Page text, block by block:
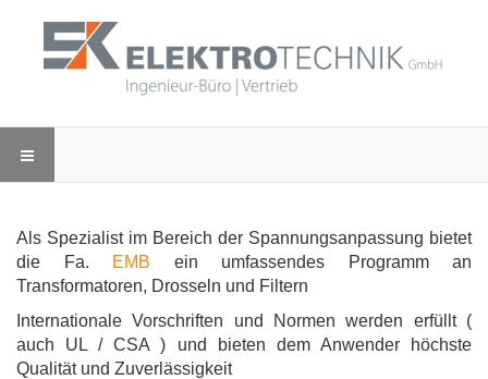
Als Spezialist im Bereich der Spannungsanpassung bietet
die Fa.
EMB ein umfassendes Programm an
Transformatoren, Drosseln und Filtern
Internationale Vorschriften und Normen werden erfüllt (
auch UL / CSA ) und bieten dem Anwender höchste
Qualität und Zuverlässigkeit